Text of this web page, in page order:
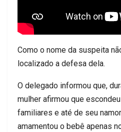
Como o nome da suspeita
localizado a defesa dela.
O delegado informou que,
mulher afirmou que
familiares e até de seu
amamentou o bebê apenas